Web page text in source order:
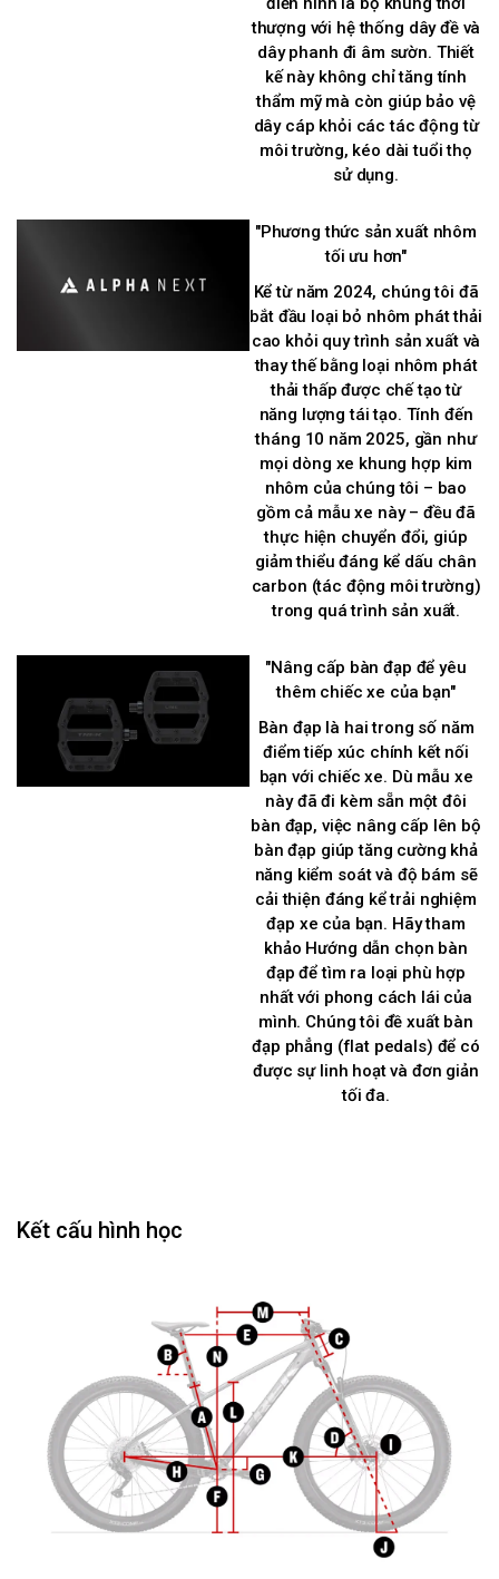
thượng với hệ thống dây đề và
dây phanh đi âm sườn. Thiết
kế này không chỉ tăng tính
thẩm mỹ mà còn giúp bảo vệ
dây cáp khỏi các tác động từ
môi trường, kéo dài tuổi thọ
sử dụng.
"Phương thức sản xuất nhôm
tối ưu hơn"
Kể từ năm 2024, chúng tôi đã
bắt đầu loại bỏ nhôm phát thải
cao khỏi quy trình sản xuất và
thay thế bằng loại nhôm phát
thải thấp được chế tạo từ
năng lượng tái tạo. Tính đến
tháng 10 năm 2025, gần như
mọi dòng xe khung hợp kim
nhôm của chúng tôi – bao
gồm cả mẫu xe này – đều đã
thực hiện chuyển đổi, giúp
giảm thiểu đáng kể dấu chân
carbon (tác động môi trường)
trong quá trình sản xuất.
"Nâng cấp bàn đạp để yêu
thêm chiếc xe của bạn"
Bàn đạp là hai trong số năm
điểm tiếp xúc chính kết nối
bạn với chiếc xe. Dù mẫu xe
này đã đi kèm sẵn một đôi
bàn đạp, việc nâng cấp lên bộ
bàn đạp giúp tăng cường khả
năng kiểm soát và độ bám sẽ
cải thiện đáng kể trải nghiệm
đạp xe của bạn. Hãy tham
khảo Hướng dẫn chọn bàn
đạp để tìm ra loại phù hợp
nhất với phong cách lái của
mình. Chúng tôi đề xuất bàn
đạp phẳng (flat pedals) để có
được sự linh hoạt và đơn giản
tối đa.
Kết cấu hình học